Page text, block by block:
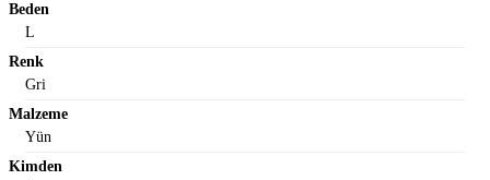
Beden
L
Renk
Gri
Malzeme
Yün
Kimden